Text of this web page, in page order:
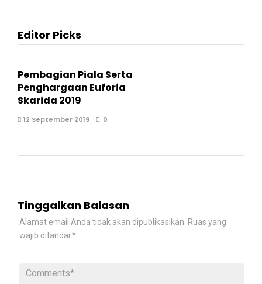
Editor Picks
Pembagian Piala Serta
Penghargaan Euforia
Skarida 2019
12 September 2019 0
Tinggalkan Balasan
Alamat email Anda tidak akan dipublikasikan. Ruas yang
wajib ditandai *